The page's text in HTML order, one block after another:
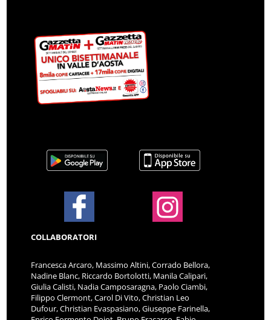
COLLABORATORI
Francesca Arcaro, Massimo Altini, Corrado Bellora,
Nadine Blanc, Riccardo Bortolotti, Manila Calipari,
Giulia Calisti, Nadia Camposaragna, Paolo Ciambi,
Filippo Clermont, Carol Di Vito, Christian Leo
Dufour, Christian Evaspasiano, Giuseppe Farinella,